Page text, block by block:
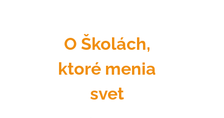
O Školách,
ktoré menia
svet